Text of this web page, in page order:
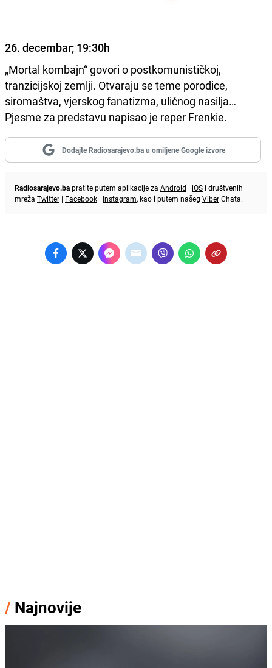
26. decembar; 19:30h
„Mortal kombajn“ govori o postkomunističkoj,
tranzicijskoj zemlji. Otvaraju se teme porodice,
siromaštva, vjerskog fanatizma, uličnog nasilja…
Pjesme za predstavu napisao je reper Frenkie.
Dodajte Radiosarajevo.ba u omiljene Google izvore
Radiosarajevo.bapratite putem aplikacije za Android | iOS i društvenih
mreža Twitter | Facebook | Instagram, kao i putem našeg ViberChata.
/ Najnovije